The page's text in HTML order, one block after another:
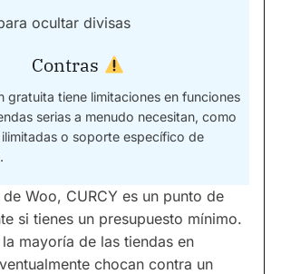
ocultar divisas
Contras
gratuita tiene limitaciones en funciones
serias a menudo necesitan, como
o soporte específico de
Woo, CURCY es un punto de
si tienes un presupuesto mínimo.
mayoría de las tiendas en
chocan contra un